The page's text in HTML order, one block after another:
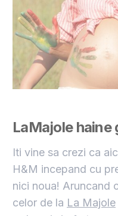
LaMajole haine
Iti vine sa crezi ca
H&M incepand cu
nici noua! Aruncand
celor de la La Majole